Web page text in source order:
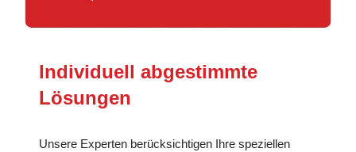
Individuell abgestimmte
Lösungen
Unsere Experten berücksichtigen Ihre speziellen